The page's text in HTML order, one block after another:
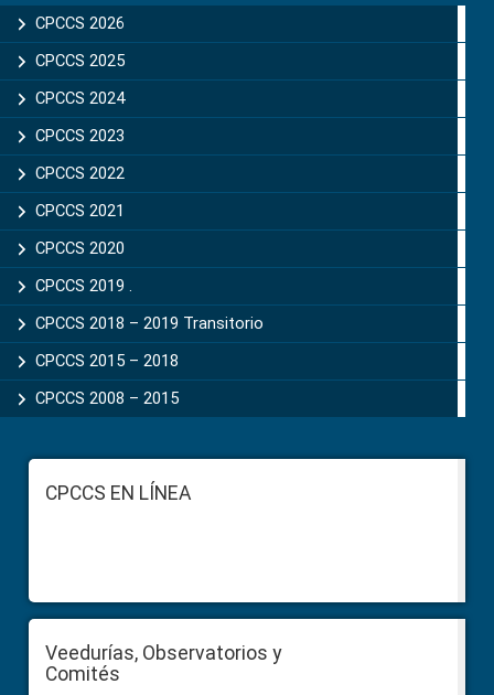
Sidebar
CPCCS 2026
CPCCS 2025
CPCCS 2024
CPCCS 2023
CPCCS 2022
CPCCS 2021
CPCCS 2020
CPCCS 2019 .
CPCCS 2018 – 2019 Transitorio
CPCCS 2015 – 2018
CPCCS 2008 – 2015
FooterCPCCS EN LÍNEA
Veedurías, Observatorios y
Comités